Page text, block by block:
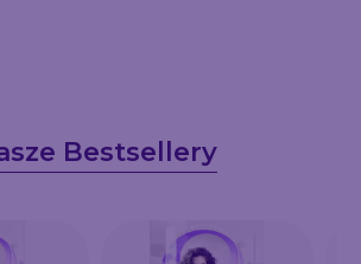
Bestsellery